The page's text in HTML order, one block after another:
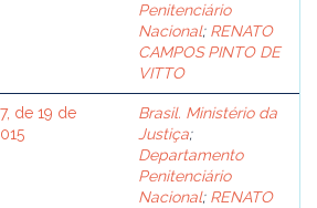
Penitenciário
Nacional; RENATO
CAMPOS PINTO DE
VITTO
de 19 de
Brasil. Ministério da
Justiça;
Departamento
Penitenciário
Nacional; RENATO